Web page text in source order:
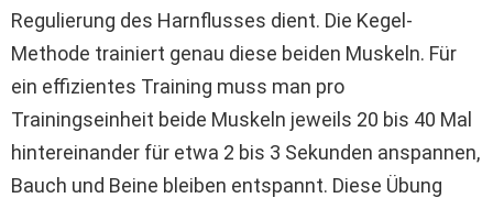
Regulierung des Harnflusses dient. Die Kegel-
Methode trainiert genau diese beiden Muskeln. Für
ein effizientes Training muss man pro
Trainingseinheit beide Muskeln jeweils 20 bis 40 Mal
hintereinander für etwa 2 bis 3 Sekunden anspannen,
Bauch und Beine bleiben entspannt. Diese Übung